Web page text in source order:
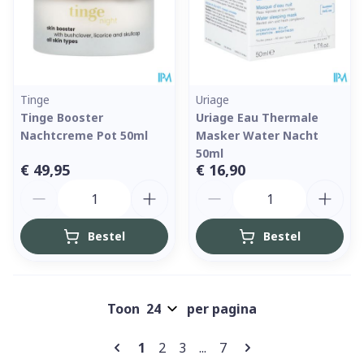
Tinge
Tinge Booster
Nachtcreme Pot 50ml
€ 49,95
Bestel
Uriage
Uriage Eau Thermale
Masker Water Nacht
50ml
€ 16,90
Bestel
Pagina's
U lees momenteel pagina
1 Pagina
2 Pagina
3 ... Pagina
7
Toon per pagina